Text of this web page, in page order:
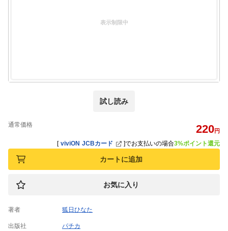
表示制限中
試し読み
通常価格 220円
[ viviON JCBカード ]でお支払いの場合3%ポイント還元
カートに追加
お気に入り
著者 狐日ひなた
出版社 パチカ